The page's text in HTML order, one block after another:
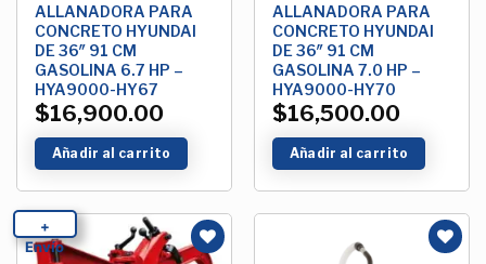
ALLANADORA PARA
CONCRETO HYUNDAI
DE 36″ 91 CM
GASOLINA 6.7 HP –
HYA9000-HY67
$16,900.00
Añadir al carrito
ALLANADORA PARA
CONCRETO HYUNDAI
DE 36″ 91 CM
GASOLINA 7.0 HP –
HYA9000-HY70
$16,500.00
Añadir al carrito
+
Envío